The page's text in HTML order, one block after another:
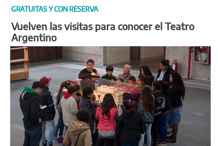
GRATUITAS Y CON RESERVA
Vuelven las visitas para conocer el Teatro
Argentino